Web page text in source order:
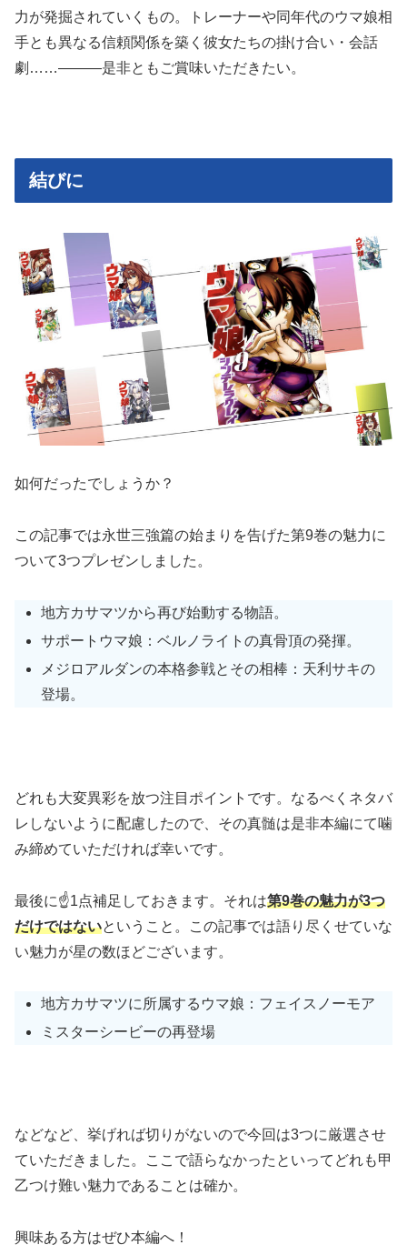
力が発掘されていくもの。トレーナーや同年代のウマ娘相
手とも異なる信頼関係を築く彼女たちの掛け合い・会話
劇……―――是非ともご賞味いただきたい。
結びに
如何だったでしょうか？
この記事では永世三強篇の始まりを告げた第9巻の魅力に
ついて3つプレゼンしました。
地方カサマツから再び始動する物語。
サポートウマ娘：ベルノライトの真骨頂の発揮。
メジロアルダンの本格参戦とその相棒：天利サキの
登場。
どれも大変異彩を放つ注目ポイントです。なるべくネタバ
レしないように配慮したので、その真髄は是非本編にて噛
み締めていただければ幸いです。
最後に☝️1点補足しておきます。それは第9巻の魅力が3つ
だけではないということ。この記事では語り尽くせていな
い魅力が星の数ほどございます。
地方カサマツに所属するウマ娘：フェイスノーモア
ミスターシービーの再登場
などなど、挙げれば切りがないので今回は3つに厳選させ
ていただきました。ここで語らなかったといってどれも甲
乙つけ難い魅力であることは確か。
興味ある方はぜひ本編へ！